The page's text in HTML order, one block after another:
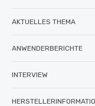
AKTUELLES THEMA
ANWENDERBERICHTE
INTERVIEW